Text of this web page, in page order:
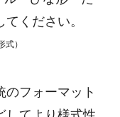
ください。
）
のフォーマット